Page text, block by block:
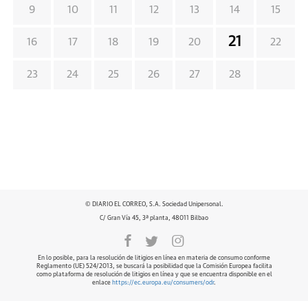
9 10 11 12 13 14 15
16 17 18 19 20 21 22
23 24 25 26 27 28
© DIARIO EL CORREO, S.A. Sociedad Unipersonal.
C/ Gran Vía 45, 3ª planta, 48011 Bilbao
En lo posible, para la resolución de litigios en línea en materia de consumo conforme
Reglamento (UE) 524/2013, se buscará la posibilidad que la Comisión Europea facilita
como plataforma de resolución de litigios en línea y que se encuentra disponible en el
enlace https://ec.europa.eu/consumers/odr.